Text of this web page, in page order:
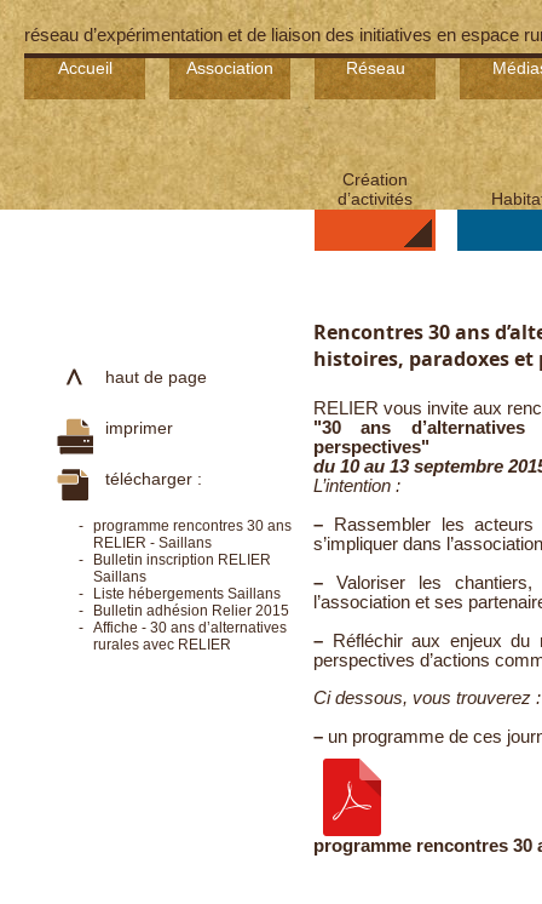
réseau d’expérimentation et de liaison des initiatives en espace
Accueil Association Réseau
Création
d’activités
haut de page
imprimer
télécharger :
-
programme rencontres 30 ans
RELIER - Saillans
-
Bulletin inscription RELIER
Saillans
-
Liste hébergements Saillans
-
Bulletin adhésion Relier 2015
-
Affiche - 30 ans d’alternatives
rurales avec RELIER
Rencontres 30 ans
histoires, paradoxes et
RELIER vous invite aux
"30 ans
perspectives"
du 10 au 13 septembre
L’intention :
– Rassembler les
s’impliquer dans l’association
– Valoriser les
l’association et ses
– Réfléchir aux enjeux du
perspectives d’actions
Ci dessous, vous trouverez :
– un programme de ces
programme rencontres 30